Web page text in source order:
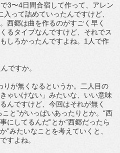
3〜4日間合宿して作って、アレン
って詰めていったんですけど、
西郷は曲を作るのがすごく早く
るタイプなんですけど、それでス
しろかったんですよね。1人で作
ですか。
が無くなるというか。二人目の
ゃいけない」みたいな、いい意味
んですけど、今回はそれが無く
と”がいっぱいあったりとか。“西
にしてるんだ”とか“西郷だったら
”みたいなことを考えていくと、
すよね。